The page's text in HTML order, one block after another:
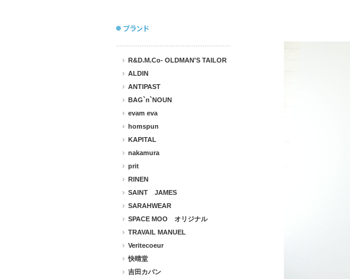
R&D.M.Co- OLDMAN'S TAILOR
ALDIN
ANTIPAST
BAG`n`NOUN
evam eva
homspun
KAPITAL
nakamura
prit
RINEN
SAINT JAMES
SARAHWEAR
SPACE MOO オリジナル
TRAVAIL MANUEL
Veritecoeur
快晴堂
吉田カバン